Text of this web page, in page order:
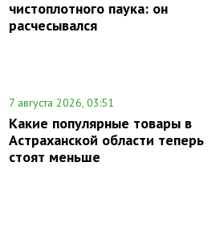
чистоплотного паука: он
расчесывался
7 августа 2026, 03:51
Какие популярные товары в
Астраханской области теперь
стоят меньше